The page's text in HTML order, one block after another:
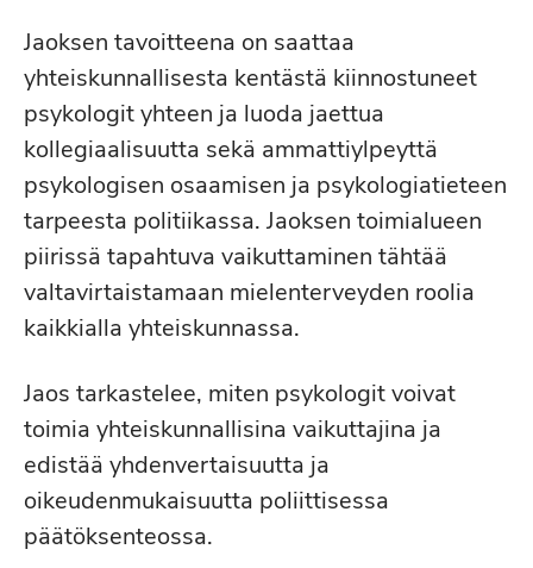
Jaoksen tavoitteena on saattaa
yhteiskunnallisesta kentästä kiinnostuneet
psykologit yhteen ja luoda jaettua
kollegiaalisuutta sekä ammattiylpeyttä
psykologisen osaamisen ja psykologiatieteen
tarpeesta politiikassa. Jaoksen toimialueen
piirissä tapahtuva vaikuttaminen tähtää
valtavirtaistamaan mielenterveyden roolia
kaikkialla yhteiskunnassa.
Jaos tarkastelee, miten psykologit voivat
toimia yhteiskunnallisina vaikuttajina ja
edistää yhdenvertaisuutta ja
oikeudenmukaisuutta poliittisessa
päätöksenteossa.